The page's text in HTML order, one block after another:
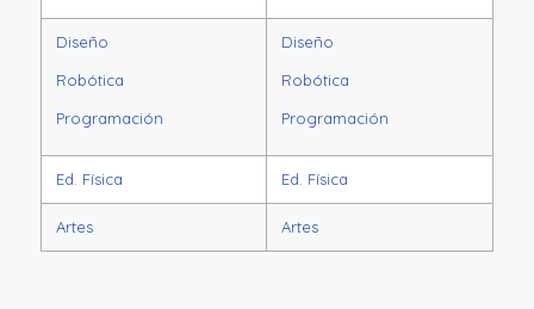
Diseño
Robótica
Programación
Diseño
Robótica
Programación
Ed. Física Ed. Física
Artes Artes